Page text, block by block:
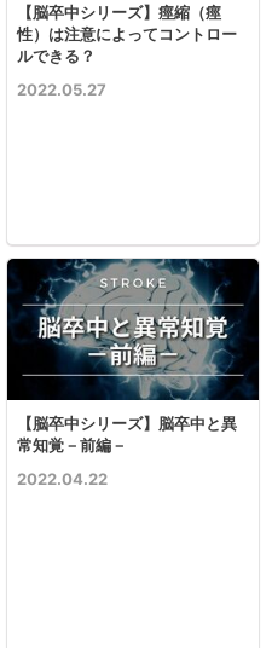
【脳卒中シリーズ】痙縮（痙
性）は注意によってコントロー
ルできる？
2022.05.27
【脳卒中シリーズ】脳卒中と異
常知覚－前編－
2022.04.22